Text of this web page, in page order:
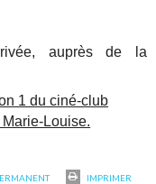
auprès de la
1 du ciné-club
Louise.
IMPRIMER